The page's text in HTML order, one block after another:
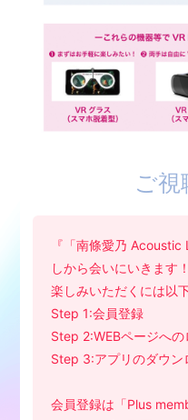
ご視
『「南條愛乃
しから会いにいきます
楽しみいただくには以
Step 1:会員登録
Step 2:WEBページへの
Step 3:アプリのダウン
会員登録は「Plus